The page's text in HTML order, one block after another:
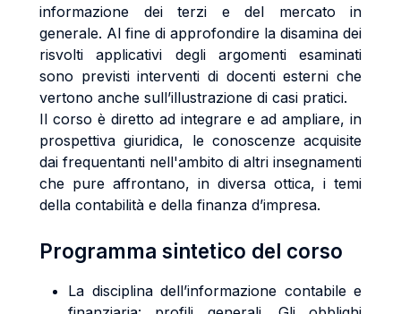
informazione dei terzi e del mercato in
generale. Al fine di approfondire la disamina dei
risvolti applicativi degli argomenti esaminati
sono previsti interventi di docenti esterni che
vertono anche sull’illustrazione di casi pratici.
Il corso è diretto ad integrare e ad ampliare, in
prospettiva giuridica, le conoscenze acquisite
dai frequentanti nell'ambito di altri insegnamenti
che pure affrontano, in diversa ottica, i temi
della contabilità e della finanza d’impresa.
Programma sintetico del corso
La disciplina dell’informazione contabile e